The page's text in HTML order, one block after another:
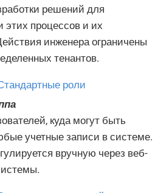
решений для
этих процессов и их
инженера ограничены
тенантов.
роли
куда могут быть
учетные записи в системе.
вручную через веб-